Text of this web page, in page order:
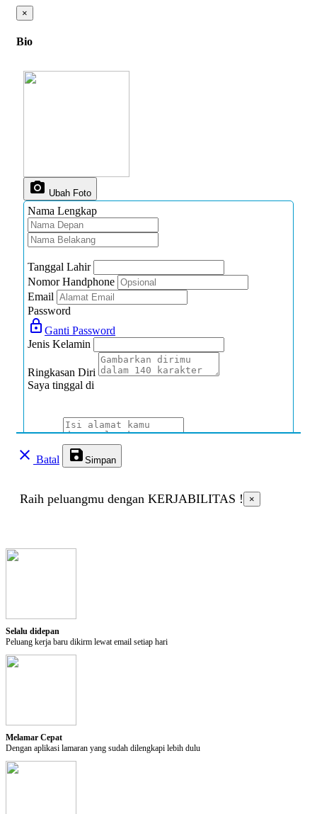
×
Bio
photo_camera Ubah Foto
Nama Lengkap
Tanggal Lahir
Nomor Handphone
Email
Password
lock_outline Ganti Password
Jenis Kelamin
Ringkasan Diri
Saya tinggal di
Alamat
Jenis Disabilitas
Pilihan Privasi
delete Tutup Akun
clear Batal save Simpan
Raih peluangmu dengan KERJABILITAS ! ×
Selalu didepan
Peluang kerja baru dikirm lewat email setiap hari
Melamar Cepat
Dengan aplikasi lamaran yang sudah dilengkapi lebih dulu